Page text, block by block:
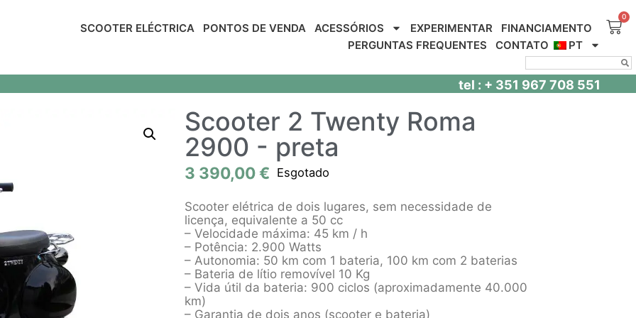
SCOOTER ELÉCTRICA PONTOS DE VENDA ACESSÓRIOS EXPERIMENTAR
FINANCIAMENTO
PERGUNTAS FREQUENTES
CONTATO PT
tel : + 351 967 708 551
Scooter 2 Twenty Roma
2900 - preta
3 390,00€ Esgotado
Scooter elétrica de dois lugares, sem necessidade de
licença, equivalente a 50 cc
– Velocidade máxima: 45 km / h
– Potência: 2.900 Watts
– Autonomia: 50 km com 1 bateria, 100 km com 2 baterias
– Bateria de lítio removível 10 Kg
– Vida útil da bateria: 900 ciclos (aproximadamente 40.000
km)
– Garantia de dois anos (scooter e bateria)